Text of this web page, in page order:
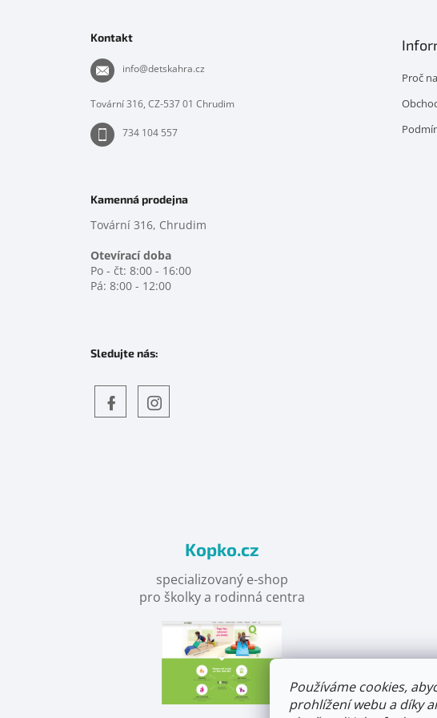
Používáme cookies,
prohlížení webu a díky
Kontakt
info@detskahra.cz
Tovární 316, CZ-537 01 Chrudim
734 104 557
Kamenná prodejna
Tovární 316, Chrudim
Otevírací doba
Po - čt: 8:00 - 16:00
Pá: 8:00 - 12:00
Sledujte nás:
Proč
Kopko.cz
specializovaný e-shop
pro školky a rodinná centra